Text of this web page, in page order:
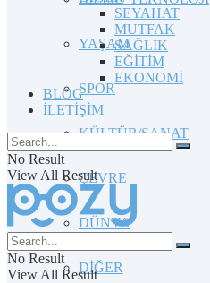
YAŞAM
SPOR
KÜLTÜR/SANAT
ÇEVRE
DÜNYA
DİĞER
SEYAHAT
MUTFAK
SAĞLIK
EĞİTİM
EKONOMİ
BLOG
İLETİŞİM
No Result
View All Result
No Result
View All Result